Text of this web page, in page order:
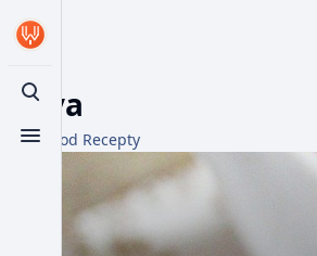
Toggle search
Toggle menu
Šťáva
Z WikiFood Recepty